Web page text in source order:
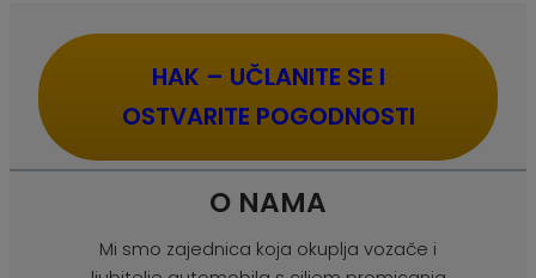
HAK – UČLANITE SE I
OSTVARITE POGODNOSTI
O NAMA
Mi smo zajednica koja okuplja vozače i